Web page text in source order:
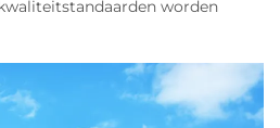
worden